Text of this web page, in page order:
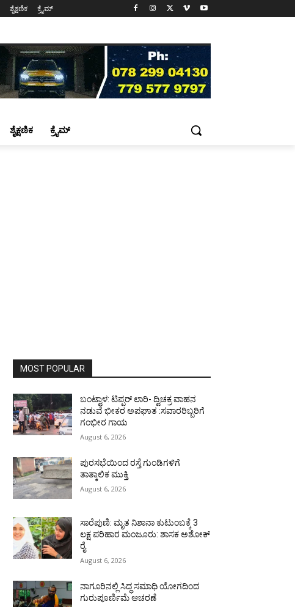
ಶೈಕ್ಷಣಿಕ ಕ್ರೈಮ್
ಶೈಕ್ಷಣಿಕ ಕ್ರೈಮ್
MOST POPULAR
ಬಂಟ್ವಾಳ: ಟಿಪ್ಪರ್ ಲಾರಿ- ದ್ವಿಚಕ್ರ ವಾಹನ
ನಡುವೆ ಭೀಕರ ಅಪಘಾತ :ಸವಾರರಿಬ್ಬರಿಗೆ
ಗಂಭೀರ ಗಾಯ
August 6, 2026
ಪುರಸಭೆಯಿಂದ ರಸ್ತೆ ಗುಂಡಿಗಳಿಗೆ
ತಾತ್ಕಾಲಿಕ ಮುಕ್ತಿ
August 6, 2026
ಸಾರೆಪುಣಿ: ಮೃತ ನಿಶಾನಾ ಕುಟುಂಬಕ್ಕೆ 3
ಲಕ್ಷ ಪರಿಹಾರ ಮಂಜೂರು: ಶಾಸಕ ಅಶೋಕ್
ರೈ
August 6, 2026
ನಾಗೂರಿನಲ್ಲಿ ಸಿದ್ಧ ಸಮಾಧಿ ಯೋಗದಿಂದ
ಗುರುಪೂರ್ಣಿಮೆ ಆಚರಣೆ